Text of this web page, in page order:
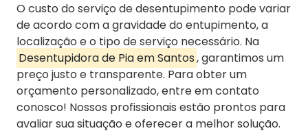
O custo do serviço de desentupimento pode variar
de acordo com a gravidade do entupimento, a
localização e o tipo de serviço necessário. Na
Desentupidora de Pia em Santos, garantimos um
preço justo e transparente. Para obter um
orçamento personalizado, entre em contato
conosco! Nossos profissionais estão prontos para
avaliar sua situação e oferecer a melhor solução.